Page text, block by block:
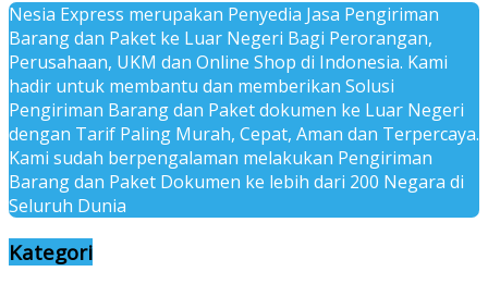
Nesia Express merupakan Penyedia Jasa Pengiriman
Barang dan Paket ke Luar Negeri Bagi Perorangan,
Perusahaan, UKM dan Online Shop di Indonesia. Kami
hadir untuk membantu dan memberikan Solusi
Pengiriman Barang dan Paket dokumen ke Luar Negeri
dengan Tarif Paling Murah, Cepat, Aman dan Terpercaya.
Kami sudah berpengalaman melakukan Pengiriman
Barang dan Paket Dokumen ke lebih dari 200 Negara di
Seluruh Dunia
Kategori